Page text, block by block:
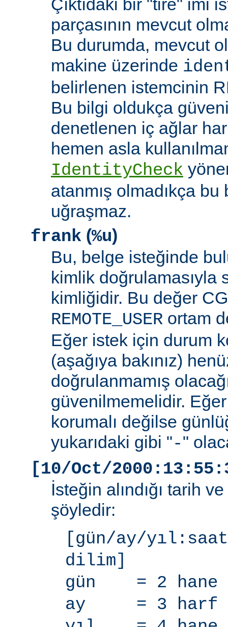
Çıktıdaki bir "tire" imi
parçasının mevcut
Bu durumda, mevcut
makine üzerinde
belirlenen istemcinin
Bu bilgi oldukça
denetlenen iç ağlar
hemen asla
IdentityCheck
atanmış olmadıkça
uğraşmaz.
frank (%u)
Bu, belge isteğinde
kimlik doğrulamasıyla
kimliğidir. Bu değer
REMOTE_USER ortam
Eğer istek için durum
(aşağıya bakınız)
doğrulanmamış
güvenilmemelidir.
korumalı değilse
yukarıdaki gibi "-"
[10/Oct/
İsteğin alındığı tarih
şöyledir:
[gün/ay/
dilim]
gün = 2 hane
ay = 3 harf